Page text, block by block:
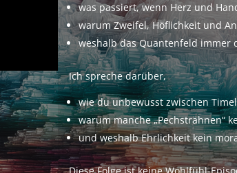
was passiert, wenn Herz und
warum Zweifel, Höflichkeit und
weshalb das Quantenfeld immer
Ich spreche darüber,
wie du unbewusst zwischen
warum manche „Pechsträhnen“
und weshalb Ehrlichkeit kein